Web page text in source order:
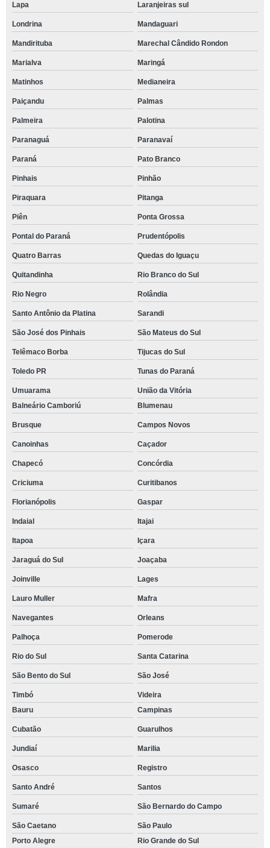
Lapa Laranjeiras sul
Londrina Mandaguari
Mandirituba Marechal Cândido Rondon
Marialva Maringá
Matinhos Medianeira
Paiçandu Palmas
Palmeira Palotina
Paranaguá Paranavaí
Paraná Pato Branco
Pinhais Pinhão
Piraquara Pitanga
Piên Ponta Grossa
Pontal do Paraná Prudentópolis
Quatro Barras Quedas do Iguaçu
Quitandinha Rio Branco do Sul
Rio Negro Rolândia
Santo Antônio da Platina Sarandi
São José dos Pinhais São Mateus do Sul
Telêmaco Borba Tijucas do Sul
Toledo PR Tunas do Paraná
Umuarama
União da Vitória
Balneário Camboriú
Blumenau
Brusque Campos Novos
Canoinhas Caçador
Chapecó Concórdia
Criciuma Curitibanos
Florianópolis Gaspar
Indaial Itajai
Itapoa Içara
Jaraguá do Sul Joaçaba
Joinville Lages
Lauro Muller Mafra
Navegantes Orleans
Palhoça Pomerode
Rio do Sul Santa Catarina
São Bento do Sul São José
Timbó
Videira
Bauru
Campinas
Cubatão Guarulhos
Jundiaí Marilia
Osasco Registro
Santo André Santos
Sumaré São Bernardo do Campo
São Caetano
São Paulo
Porto Alegre
Rio Grande do Sul